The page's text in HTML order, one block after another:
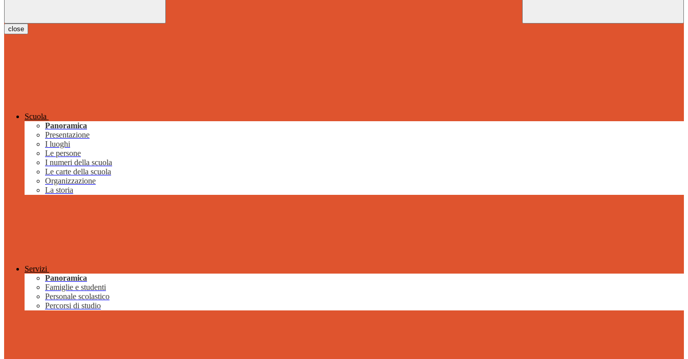
close
Scuola
Panoramica
Presentazione
I luoghi
Le persone
I numeri della scuola
Le carte della scuola
Organizzazione
La storia
Servizi
Panoramica
Famiglie e studenti
Personale scolastico
Percorsi di studio